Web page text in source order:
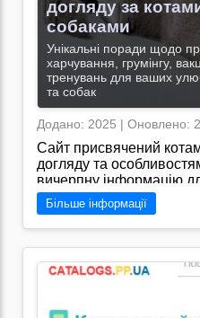
догляду за
собаками
Унікальні поради щодо
харчування, грумінгу,
тренувань для ваших
та собак
Додано: 2025 | Оновлено:
Сайт присвячений
догляду та
вичерпну інформацію
любителів
"https://dog-cat.ukr-
статті про догляд за
щодо годування та
інформацію про
власників домашніх
Перейти на сайт →
Більше інформації